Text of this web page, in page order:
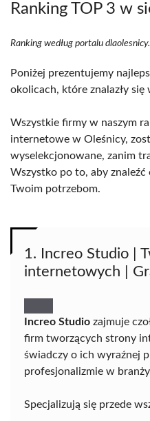
Ranking TOP 3 w
Ranking według portalu
Poniżej prezentujemy
okolicach, które znalazły się
Wszystkie firmy w naszym
internetowe w Oleśnicy,
wyselekcjonowane, zanim
Wszystko po to, aby
Twoim potrzebom.
1. Increo Studio |
internetowych |
Increo Studio zajmuje
firm tworzących strony
świadczy o ich wyraźnej
profesjonalizmie w
Specjalizują się przede